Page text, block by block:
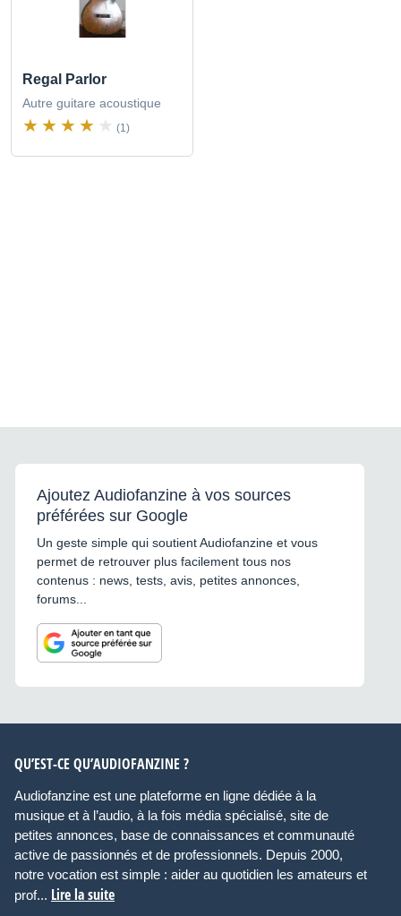
Regal Parlor
Autre guitare acoustique
(1)
Ajoutez Audiofanzine à vos sources
préférées sur Google
Un geste simple qui soutient Audiofanzine et vous
permet de retrouver plus facilement tous nos
contenus : news, tests, avis, petites annonces,
forums...
QU’EST-CE QU’AUDIOFANZINE ?
Audiofanzine est une plateforme en ligne dédiée à la
musique et à l’audio, à la fois média spécialisé, site de
petites annonces, base de connaissances et communauté
active de passionnés et de professionnels. Depuis 2000,
notre vocation est simple : aider au quotidien les amateurs et
prof... Lire la suite